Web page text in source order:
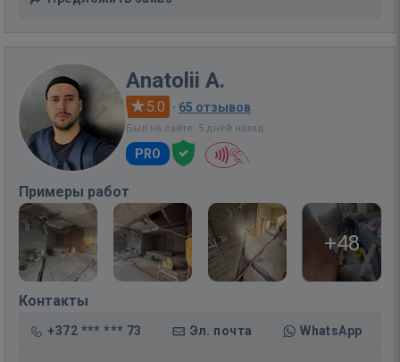
Anatolii A.
5.0 · 65 отзывов
Был на сайте: 5 дней назад
PRO
Примеры работ
+48
Контакты
+372 *** *** 73 Эл. почта WhatsApp